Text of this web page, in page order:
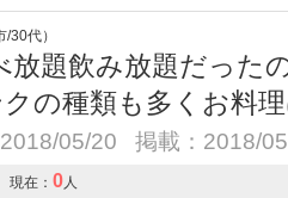
30代）
放題飲み放題だった
の種類も多くお料
:2018/05/20 掲載：2018/
現在： 0人